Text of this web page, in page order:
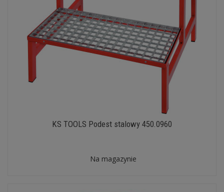
KS TOOLS Podest stalowy 450.0960
Na magazynie